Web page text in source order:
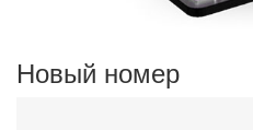
Новый номер